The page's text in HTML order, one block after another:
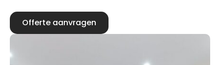
Offerte aanvragen